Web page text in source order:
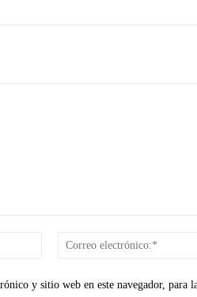
Nombre:*
y sitio web en este navegador, para